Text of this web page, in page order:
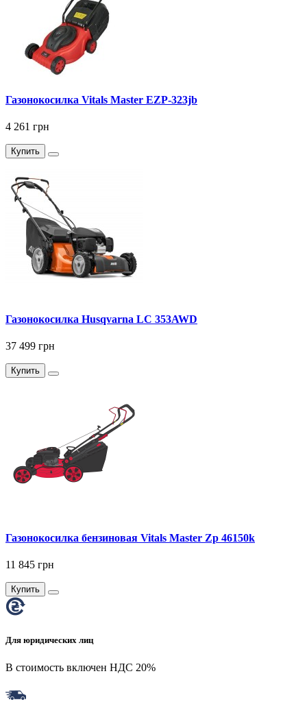
Газонокосилка Vitals Master EZP-323jb
4 261 грн
Купить
Газонокосилка Husqvarna LC 353AWD
37 499 грн
Купить
Газонокосилка бензиновая Vitals Master Zp 46150k
11 845 грн
Купить
Для юридических лиц
В стоимость включен НДС 20%